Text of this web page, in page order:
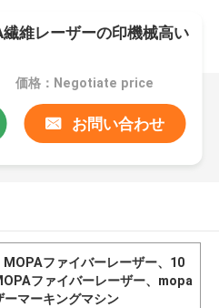
維レーザーの印機械高い
価格：Negotiate price
お問い合わせ
MOPAファイバーレーザー、10
ファイバーレーザー、mopa
ーマーキングマシン